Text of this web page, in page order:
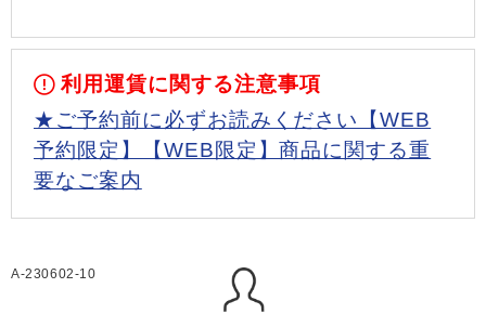
利用運賃に関する注意事項
★ご予約前に必ずお読みください【WEB
予約限定】【WEB限定】商品に関する重
要なご案内
A-230602-10